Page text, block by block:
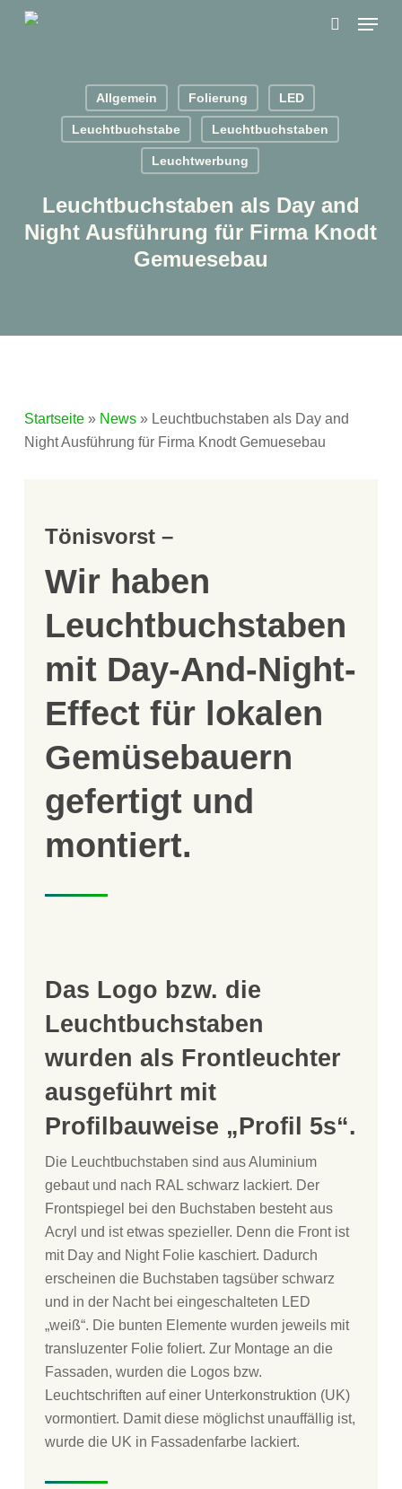
Menu
Allgemein Folierung LED
Leuchtbuchstabe Leuchtbuchstaben
Leuchtwerbung
Leuchtbuchstaben als Day and
Night Ausführung für Firma Knodt
Gemuesebau
Startseite» News» Leuchtbuchstaben als Day and
Night Ausführung für Firma Knodt Gemuesebau
Tönisvorst –
Wir haben
Leuchtbuchstaben
mit Day-And-Night-
Effect für lokalen
Gemüsebauern
gefertigt und
montiert.
Das Logo bzw. die
Leuchtbuchstaben
wurden als Frontleuchter
ausgeführt mit
Profilbauweise „Profil 5s“.
Die Leuchtbuchstaben sind aus Aluminium
gebaut und nach RAL schwarz lackiert. Der
Frontspiegel bei den Buchstaben besteht aus
Acryl und ist etwas spezieller. Denn die Front ist
mit Day and Night Folie kaschiert. Dadurch
erscheinen die Buchstaben tagsüber schwarz
und in der Nacht bei eingeschalteten LED
„weiß“. Die bunten Elemente wurden jeweils mit
transluzenter Folie foliert. Zur Montage an die
Fassaden, wurden die Logos bzw.
Leuchtschriften auf einer Unterkonstruktion (UK)
vormontiert. Damit diese möglichst unauffällig ist,
wurde die UK in Fassadenfarbe lackiert.